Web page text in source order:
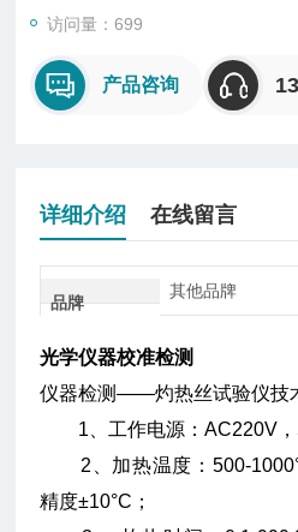
访问量：699
产品咨询
详细介绍 在线留言
品牌
其他品牌
光学仪器校准检测
仪器检测——灼热丝试验仪技
1、工作电源：AC220V，
2、加热温度：500-
精度±10°C；